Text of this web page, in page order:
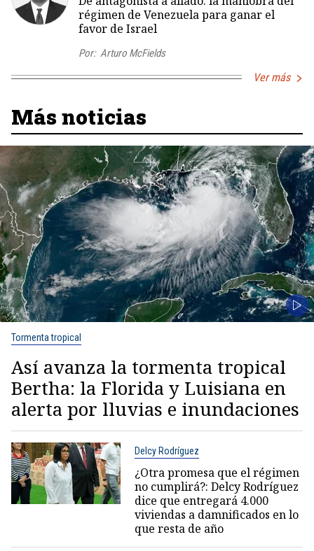
régimen de Venezuela para ganar el
favor de Israel
Por: Arturo McFields
Ver más
Más noticias
Tormenta tropical
Así avanza la tormenta tropical
Bertha: la Florida y Luisiana en
alerta por lluvias e inundaciones
Delcy Rodríguez
¿Otra promesa que el régimen
no cumplirá?: Delcy Rodríguez
dice que entregará 4.000
viviendas a damnificados en lo
que resta de año